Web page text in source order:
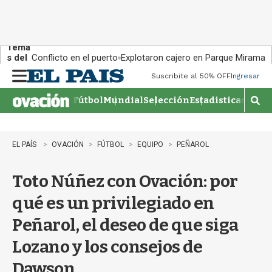
Tema
s del
día:
Conflicto en el puerto Explotaron cajero en Parque Miramar
n
u
Suscribite al 50% OFFIngresar
FútbolMundialSelecciónEstadisticas
M
o
EL PAÍS OVACIÓN FÚTBOL EQUIPO PEÑAROL
Toto Núñez con Ovación: por
qué es un privilegiado en
Peñarol, el deseo de que siga
Lozano y los consejos de